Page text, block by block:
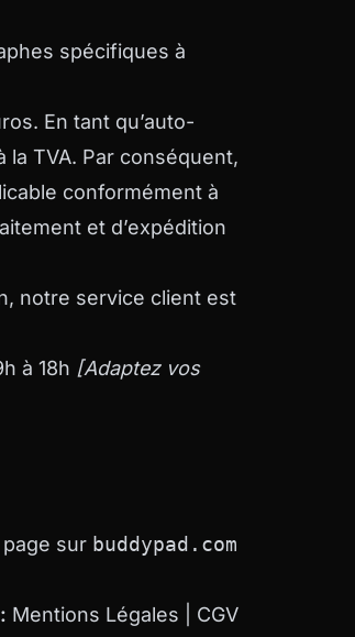
spécifiques à
En tant qu’auto-
la TVA. Par conséquent,
conformément à
et d’expédition
notre service client est
à 18h [Adaptez vos
sur buddypad.com
Mentions Légales | CGV